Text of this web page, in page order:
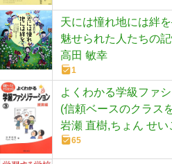
天には憧れ地には絆
魅せられた人たちの
高田 敏幸
1
よくわかる学級ファ
(信頼ベースのクラス
岩瀬 直樹,ちょん せい
65